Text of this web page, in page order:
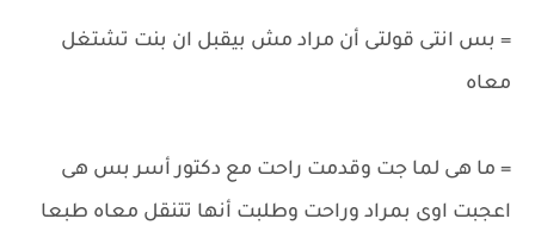
= بس انتى قولتى أن مراد مش بيقبل ان بنت تشتغل
معاه
= ما هى لما جت وقدمت راحت مع دكتور أسر بس هى
اعجبت اوى بمراد وراحت وطلبت أنها تتنقل معاه طبعا